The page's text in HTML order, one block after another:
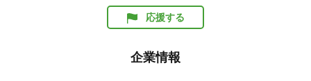
応援する
企業情報